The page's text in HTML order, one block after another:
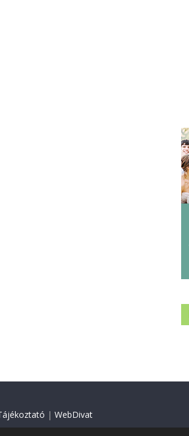
| WebDivat